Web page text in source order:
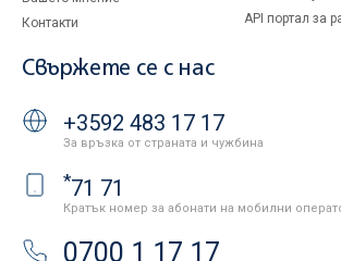
Контакти
API портал за
Свържете се с нас
+3592 483 17 17
За връзка от страната и чужбина
*71 71
Кратък номер за абонати на мобилни
0700 1 17 17